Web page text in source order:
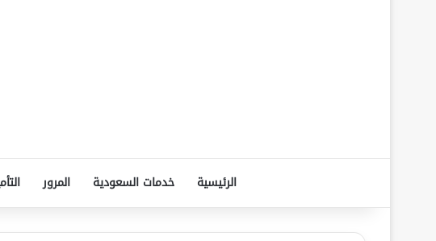
الرئيسية خدمات السعودية المرور